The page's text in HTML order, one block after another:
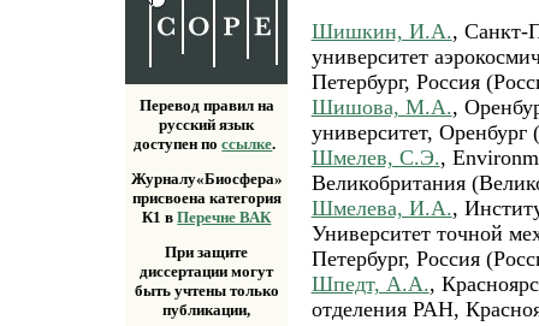
Перевод правил на
русский язык
доступен поссылке.
Журналу«Биосфера»
присвоена категория
К1 вПеречне ВАК
При защите
диссертации могут
быть учтены только
публикации,
Шишкин, И.А., Санкт-
университет
Петербург, Россия
Шишова, М.А.,
университет, Оренбург
Шмелев, С.Э.,
Великобритания
Шмелева, И.А.,
Университет точной
Петербург, Россия
Шпедт, А.А.,
отделения РАН,